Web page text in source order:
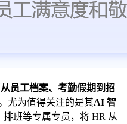
员工档案、考勤假期到招
尤为值得关注的是其AI 智
班等专属专员，将 HR 从